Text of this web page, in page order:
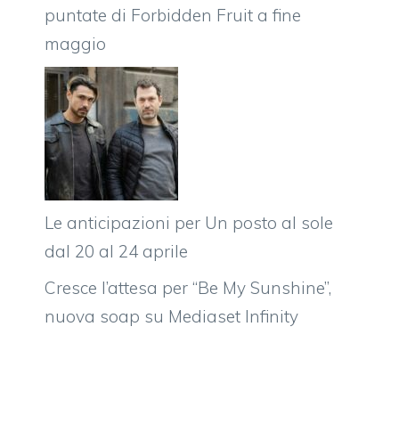
puntate di Forbidden Fruit a fine
maggio
Le anticipazioni per Un posto al sole
dal 20 al 24 aprile
Cresce l’attesa per “Be My Sunshine”,
nuova soap su Mediaset Infinity